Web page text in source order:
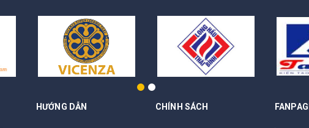
HƯỚNG DẪN CHÍNH SÁCH